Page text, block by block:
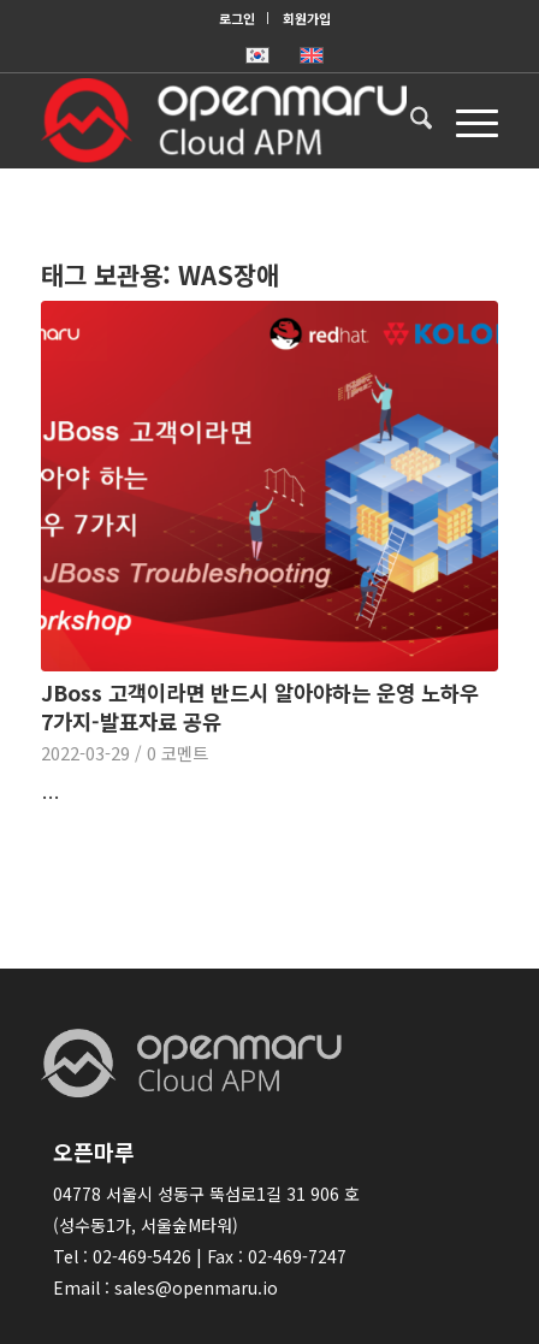
로그인 회원가입
태그 보관용: WAS장애
JBoss 고객이라면 반드시 알아야하는 운영 노하우
7가지-발표자료 공유
2022-03-29 / 0 코멘트
…
오픈마루
04778 서울시 성동구 뚝섬로1길 31 906 호
(성수동1가, 서울숲M타워)
Tel : 02-469-5426 | Fax : 02-469-7247
Email : sales@openmaru.io